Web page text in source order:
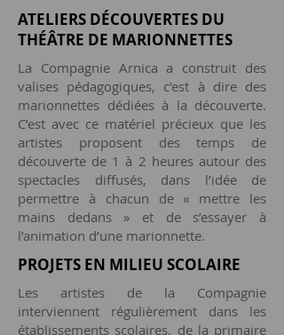
ATELIERS DÉCOUVERTES DU
THÉÂTRE DE MARIONNETTES
La Compagnie Arnica a construit des
valises pédagogiques, c’est à dire des
marionnettes dédiées à la découverte.
C’est avec ce matériel précieux que les
artistes proposent des temps de
découverte de 1 à 2 heures autour des
spectacles diffusés, dans l’idée de
permettre à chacun de « mettre les
mains dedans » et de s’essayer à
l’animation d’une marionnette.
PROJETS EN MILIEU SCOLAIRE
Les artistes de la Compagnie
interviennent régulièrement dans les
établissements scolaires, de la primaire